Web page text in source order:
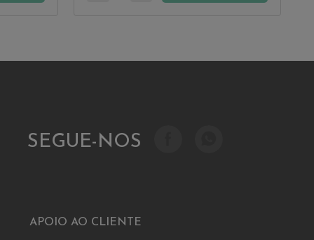
SEGUE-NOS
APOIO AO CLIENTE